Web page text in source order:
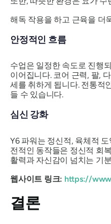
해독 작용을 하고 근육을 더
안정적인 흐름
수업은 일정한 속도로 진행
이어집니다. 코어 근력, 팔,
세를 취하게 됩니다. 전통적
들 수 있습니다.
심신 강화
Y6 파워는 정신적, 육체적
전적인 동작들은 정신적 회
활력과 자신감이 넘치는 기
웹사이트 링크: https://
결론